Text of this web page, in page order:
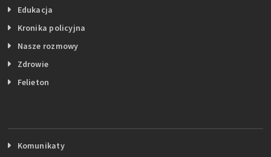
Edukacja
Kronika policyjna
Nasze rozmowy
Zdrowie
Felieton
Komunikaty